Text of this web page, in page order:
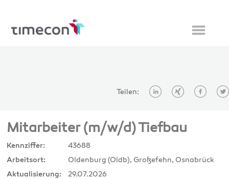
Teilen:
Mitarbeiter (m/w/d) Tiefbau
Kennziffer: 43688
Arbeitsort: Oldenburg (Oldb), Großefehn, Osnabrück
Aktualisierung: 29.07.2026